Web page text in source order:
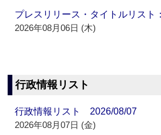
プレスリリース・タイトルリス
2026年08月06日 (木)
行政情報リスト
行政情報リスト 2026/08/07
2026年08月07日 (金)